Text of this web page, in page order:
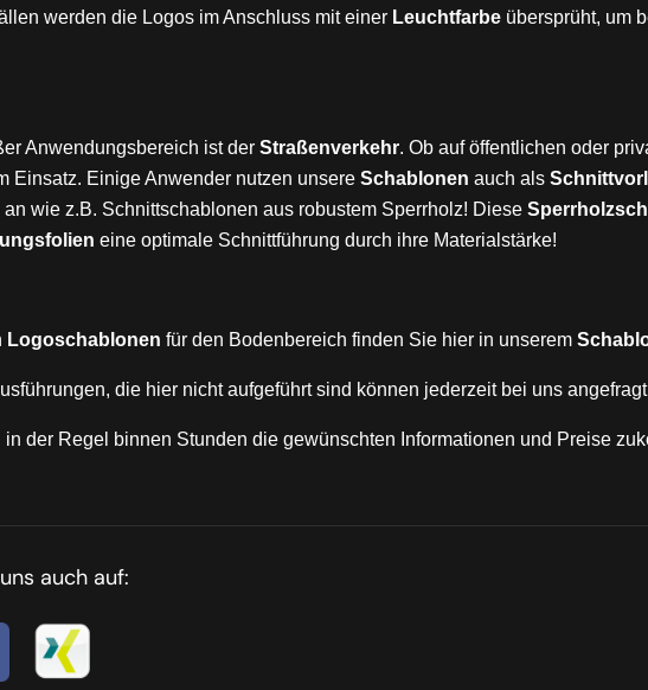
werden die Logos im Anschluss mit einer Leuchtfarbe übersprüht, um
Anwendungsbereich ist der Straßenverkehr. Ob auf öffentlichen oder
Einsatz. Einige Anwender nutzen unsere Schablonen auch als
wie z.B. Schnittschablonen aus robustem Sperrholz! Diese
eine optimale Schnittführung durch ihre Materialstärke!
Logoschablonen für den Bodenbereich finden Sie hier in unserem
die hier nicht aufgeführt sind können jederzeit bei uns
der Regel binnen Stunden die gewünschten Informationen und Preise
auch auf: